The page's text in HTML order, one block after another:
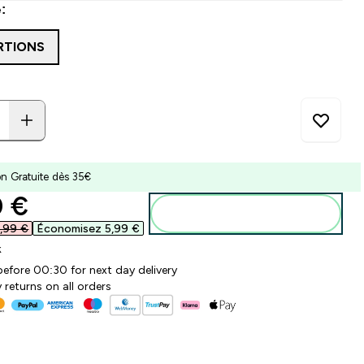
Gratuite dès 35€
price
€‎
€‎ Économisez 5,99 €‎
00:30 for next day delivery
returns on all orders